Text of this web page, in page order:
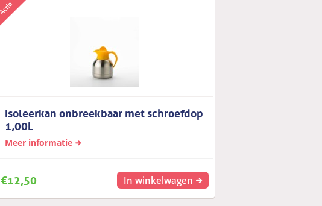
Isoleerkan onbreekbaar met schroefdop
1,00L
Meer informatie
€12,50 In winkelwagen